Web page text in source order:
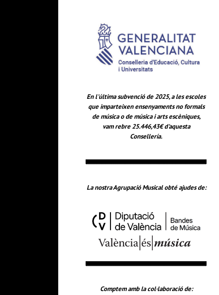
En l'última subvenció de 2025, a les escoles
que imparteixen ensenyaments no formals
de música o de música i arts escèniques,
vam rebre 25.446,43€ d'aquesta
Consellería.
La nostra Agrupació Musical obté ajudes de:
Comptem amb la col·laboració de: